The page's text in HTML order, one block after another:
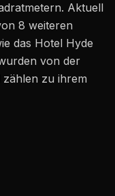
Aktuell
8 weiteren
das Hotel Hyde
von der
zählen zu ihrem